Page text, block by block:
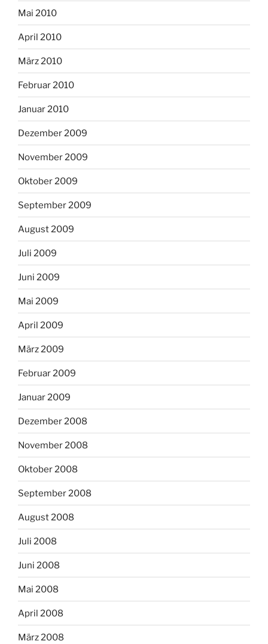
Mai 2010
April 2010
März 2010
Februar 2010
Januar 2010
Dezember 2009
November 2009
Oktober 2009
September 2009
August 2009
Juli 2009
Juni 2009
Mai 2009
April 2009
März 2009
Februar 2009
Januar 2009
Dezember 2008
November 2008
Oktober 2008
September 2008
August 2008
Juli 2008
Juni 2008
Mai 2008
April 2008
März 2008